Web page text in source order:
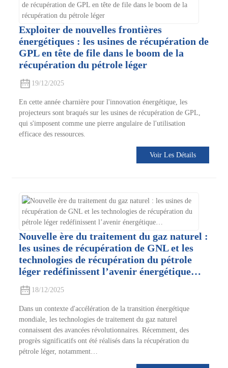
Exploiter de nouvelles frontières
énergétiques : les usines de récupération de
GPL en tête de file dans le boom de la
récupération du pétrole léger
19/12/2025
En cette année charnière pour l'innovation énergétique, les
projecteurs sont braqués sur les usines de récupération de GPL,
qui s'imposent comme une pierre angulaire de l'utilisation
efficace des ressources.
Voir Les Détails
Nouvelle ère du traitement du gaz naturel :
les usines de récupération de GNL et les
technologies de récupération du pétrole
léger redéfinissent l’avenir énergétique…
18/12/2025
Dans un contexte d'accélération de la transition énergétique
mondiale, les technologies de traitement du gaz naturel
connaissent des avancées révolutionnaires. Récemment, des
progrès significatifs ont été réalisés dans la récupération du
pétrole léger, notamment…